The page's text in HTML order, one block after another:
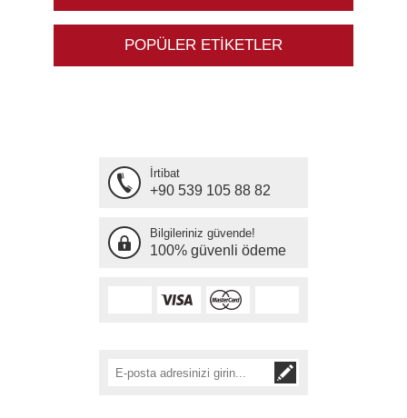
POPÜLER ETIKETLER
İrtibat
+90 539 105 88 82
Bilgileriniz güvende!
100% güvenli ödeme